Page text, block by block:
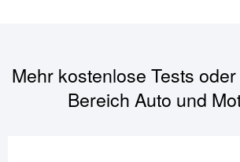
Mehr kostenlose Tests
Bereich Auto und